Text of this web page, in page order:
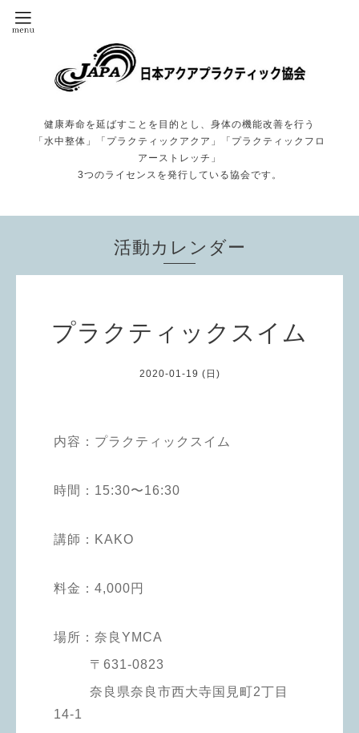
健康寿命を延ばすことを目的とし、身体の機能改善を行う
「水中整体」「プラクティックアクア」「プラクティックフロ
アーストレッチ」
3つのライセンスを発行している協会です。
活動カレンダー
プラクティックスイム
2020-01-19 (日)
内容：プラクティックスイム
時間： 15:30〜16:30
講師：KAKO
料金：4,000円
場所：奈良YMCA
〒631-0823
奈良県奈良市西大寺国見町2丁目
14-1